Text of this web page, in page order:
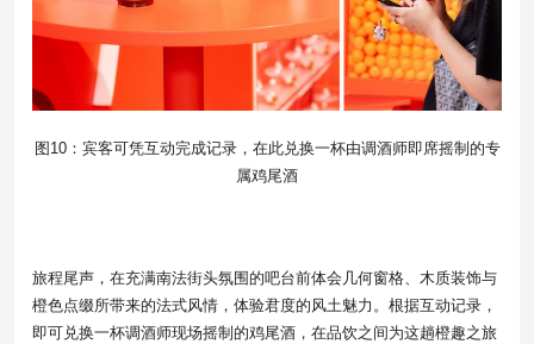
图10：宾客可凭互动完成记录，在此兑换一杯由调酒师即席摇制的专
属鸡尾酒
旅程尾声，在充满南法街头氛围的吧台前体会几何窗格、木质装饰与
橙色点缀所带来的法式风情，体验君度的风土魅力。根据互动记录，
即可兑换一杯调酒师现场摇制的鸡尾酒，在品饮之间为这趟橙趣之旅